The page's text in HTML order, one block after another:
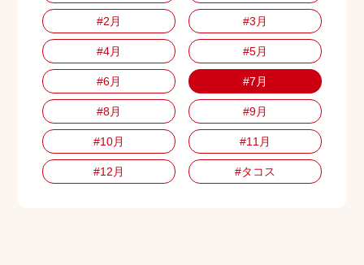
#2月 #3月
#4月 #5月
#6月 #7月
#8月 #9月
#10月 #11月
#12月 #タコス